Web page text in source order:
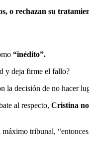
o rechazan su
“inédito”.
y deja firme el fallo?
la decisión de no hacer
al respecto, Cristina
tribunal,